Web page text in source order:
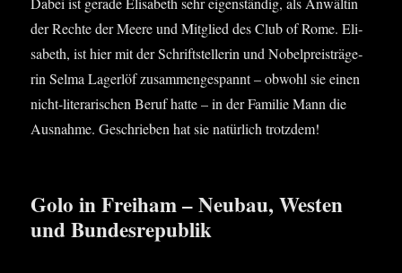
der Rech­te der Mee­re und Mit­glied des Club of Rome. Eli­
sa­beth, ist hier mit der Schrift­stel­le­rin und Nobel­preis­trä­ge­
rin Sel­ma Lager­löf zusam­men­ge­spannt – obwohl sie einen
nicht-lite­ra­ri­schen Beruf hat­te – in der Fami­lie Mann die
Aus­nah­me. Geschrie­ben hat sie natür­lich trotzdem!
Golo in Freiham – Neubau, Westen
und Bundesrepublik